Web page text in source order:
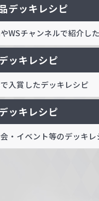
デッキレシピ
WSチャンネルで紹介し
ッキレシピ
入賞したデッキレシピ
ッキレシピ
・イベント等のデッキレ